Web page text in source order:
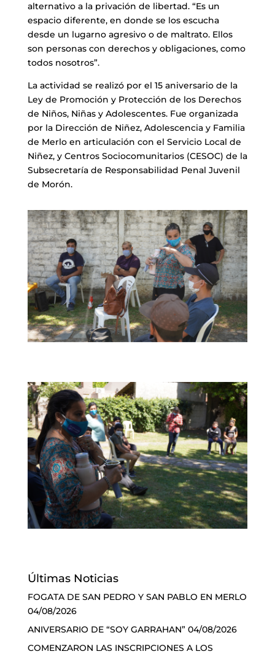
alternativo a la privación de libertad. “Es un
espacio diferente, en donde se los escucha
desde un lugarno agresivo o de maltrato. Ellos
son personas con derechos y obligaciones, como
todos nosotros”.
La actividad se realizó por el 15 aniversario de la
Ley de Promoción y Protección de los Derechos
de Niños, Niñas y Adolescentes. Fue organizada
por la Dirección de Niñez, Adolescencia y Familia
de Merlo en articulación con el Servicio Local de
Niñez, y Centros Sociocomunitarios (CESOC) de la
Subsecretaría de Responsabilidad Penal Juvenil
de Morón.
Últimas Noticias
FOGATA DE SAN PEDRO Y SAN PABLO EN MERLO
04/08/2026
ANIVERSARIO DE “SOY GARRAHAN” 04/08/2026
COMENZARON LAS INSCRIPCIONES A LOS